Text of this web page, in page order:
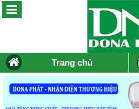
Trang chủ